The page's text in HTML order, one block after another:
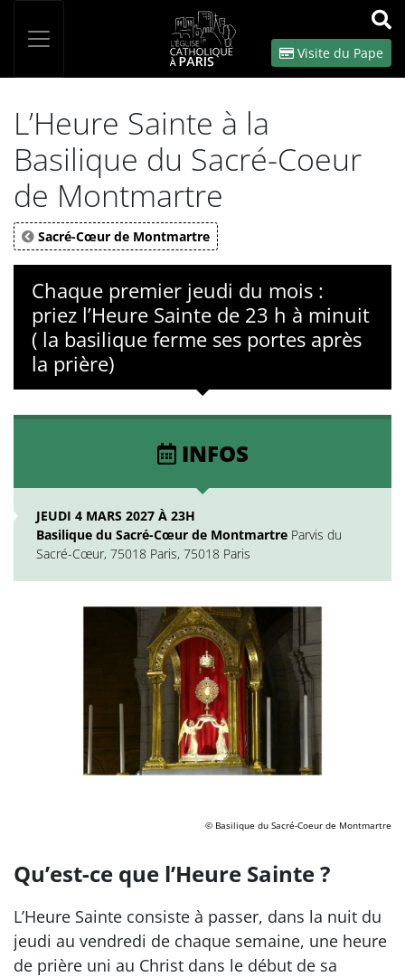
OK
Visite du Pape
L’Heure Sainte à la
Basilique du Sacré-Coeur
de Montmartre
Sacré-Cœur de Montmartre
Chaque premier jeudi du mois :
priez l’Heure Sainte de 23 h à minuit
( la basilique ferme ses portes après
la prière)
INFOS
JEUDI 4 MARS 2027 À 23H
Basilique du Sacré-Cœur de Montmartre Parvis du
Sacré-Cœur, 75018 Paris, 75018 Paris
© Basilique du Sacré-Coeur de Montmartre
Qu’est-ce que l’Heure Sainte ?
L’Heure Sainte consiste à passer, dans la nuit du
jeudi au vendredi de chaque semaine, une heure
de prière uni au Christ dans le début de sa
Panneau de gestion des cookies